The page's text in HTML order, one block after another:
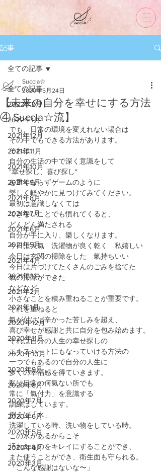
記事
全ての記事
2022年2月
2022年1月
2021年12月
2021年11月
2021年10月
2021年9月
2021年8月
2021年7月
2021年6月
2021年5月
2021年4月
2021年3月
2021年2月
2021年1月
2020年12月
2020年11月
2020年10月
2020年9月
2020年8月
2020年7月
2020年6月
2020年5月
2020年4月
2020年3月
全ての記事
【未来の自分を幸せにする方法
④ Succla☆流】
Succla☆
2020年5月24日
でも、日常の環境を変えれない場合は
その中でもできる方法があります。
それは、
自分の生活の中で深く意識をして
"幸せ探し、喜び探し"
を重くならずゲームのように
樂しく軽やかに見つけてみてください。
最初は意識しなくては
できないことでも慣れてくると、
どんどん満たされる
自分が手に入り、樂しくなります。
今日は天氣　洗濯物が良く乾く　私嬉しい
今日は玄関の掃除をした　氣持ちいい
今日は片づけてたくさんのごみを捨てた
氣の掃除ができた
などなど
小さなことを積み重ねることが重要です。
それを重ねると
氣が付けば辛かった苦しみを超え、
喜び幸せが感謝と共に自分を包み始めます。
それは自分の人生の幸せ探しの
エキスパートにもなっていける方法の
一つでもあるので自分の人生に
多くの幸福感を得ていきます。
私は日常の何氣ない所でも
常に「氣付力」を意識する
訓練はしています。
例えば「水」
洗濯している時、洗い物をしている時。
この水があるからこそ
汚れたものをキレイにすることができ、
また使うことができ、衛生面も守られる。
「こんな感謝はないな〜」